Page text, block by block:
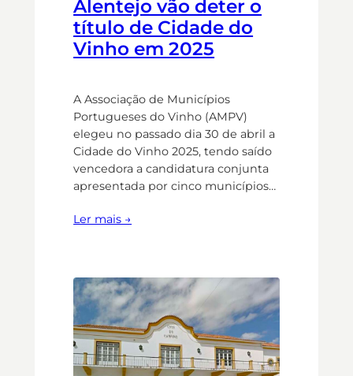
Alentejo vão deter o
título de Cidade do
Vinho em 2025
A Associação de Municípios
Portugueses do Vinho (AMPV)
elegeu no passado dia 30 de abril a
Cidade do Vinho 2025, tendo saído
vencedora a candidatura conjunta
apresentada por cinco municípios…
Ler mais →